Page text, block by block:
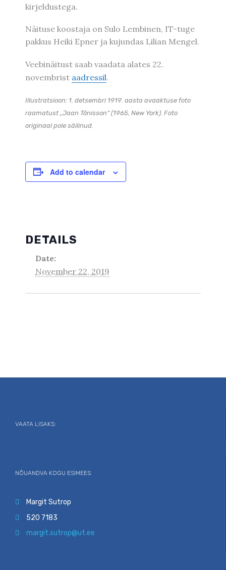
kirjeldustega.
Näituse koostaja on Sulo Lembinen, IT-tuge
pakkus Heiki Epner ja kujundas Lilian Mengel.
Veebinäitust saab vaadata alates 22.
novembrist aadressil.
Illustratsioon: 1. detsembri 1919. aasta avaaktuse foto
raamatust „Jaan Tõnisson“ (1965, New York). Foto
originaal pole säilinud.
Add to calendar
DETAILS
Date:
November 22, 2019
VAATA LISAKS:
NÕUANDVA KOGU ESIMEES
 Margit Sutrop
 520 7183
 margit.sutrop@ut.ee